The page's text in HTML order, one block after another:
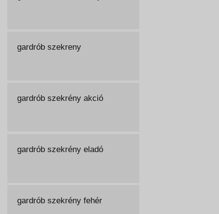
gardrób szekreny
gardrób szekrény akció
gardrób szekrény eladó
gardrób szekrény fehér